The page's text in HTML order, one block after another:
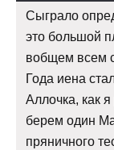
Сыграло
это большой
вобщем всем
Года иена
Аллочка, как
берем один
пряничного